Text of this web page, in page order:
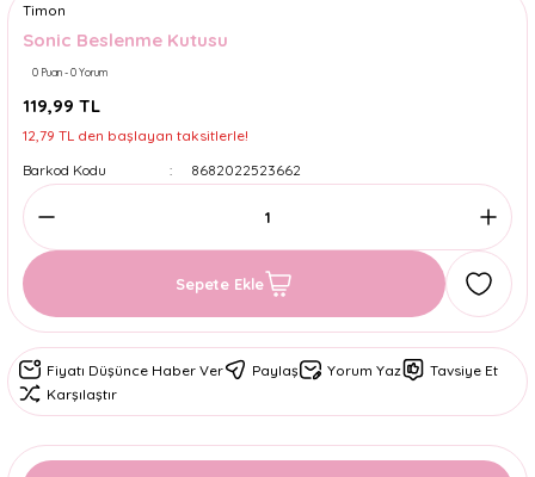
Timon
Sonic Beslenme Kutusu
0 Puan - 0 Yorum
119,99 TL
12,79 TL den başlayan taksitlerle!
Barkod Kodu
8682022523662
Sepete Ekle
Fiyatı Düşünce Haber Ver Paylaş Yorum Yaz
Tavsiye Et
Karşılaştır